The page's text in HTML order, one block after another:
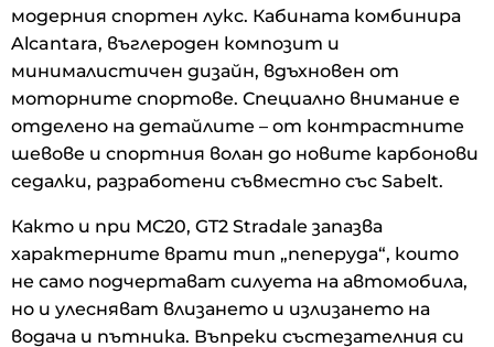
модерния спортен лукс. Кабината комбинира
Alcantara, въглероден композит и
минималистичен дизайн, вдъхновен от
моторните спортове. Специално внимание е
отделено на детайлите – от контрастните
шевове и спортния волан до новите карбонови
седалки, разработени съвместно със Sabelt.
Както и при MC20, GT2 Stradale запазва
характерните врати тип „пеперуда“, които
не само подчертават силуета на автомобила,
но и улесняват влизането и излизането на
водача и пътника. Въпреки състезателния си